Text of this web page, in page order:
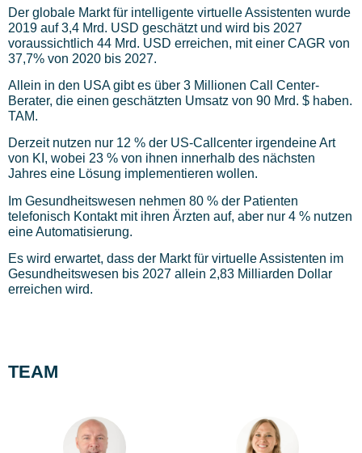
Der globale Markt für intelligente virtuelle Assistenten wurde
2019 auf 3,4 Mrd. USD geschätzt und wird bis 2027
voraussichtlich 44 Mrd. USD erreichen, mit einer CAGR von
37,7% von 2020 bis 2027.
Allein in den USA gibt es über 3 Millionen Call Center-
Berater, die einen geschätzten Umsatz von 90 Mrd. $ haben.
TAM.
Derzeit nutzen nur 12 % der US-Callcenter irgendeine Art
von KI, wobei 23 % von ihnen innerhalb des nächsten
Jahres eine Lösung implementieren wollen.
Im Gesundheitswesen nehmen 80 % der Patienten
telefonisch Kontakt mit ihren Ärzten auf, aber nur 4 % nutzen
eine Automatisierung.
Es wird erwartet, dass der Markt für virtuelle Assistenten im
Gesundheitswesen bis 2027 allein 2,83 Milliarden Dollar
erreichen wird.
TEAM